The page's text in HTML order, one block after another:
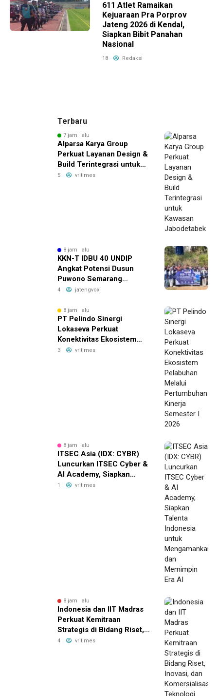
611 Atlet Ramaikan
Kejuaraan Pra Porprov
Jateng 2026 di Kendal,
Siapkan Bibit Panahan
Nasional
18 Redaksi
Terbaru
7 jam lalu
Alparsa Karya Group
Perkuat Layanan Design &
Build Terintegrasi untuk
Kawasan Jabodetabek
5 vritimes
8 jam lalu
KKN-T IDBU 40 UNDIP
Angkat Potensi Dusun
Puwono Semarang
sebagai Destinasi Harmoni
4 jatengvox
8 jam lalu
PT Pelindo Sinergi
Lokaseva Perkuat
Konektivitas Ekosistem
Pelabuhan Melalui
3 vritimes
8 jam lalu
ITSEC Asia (IDX: CYBR)
Luncurkan ITSEC Cyber &
AI Academy, Siapkan
Talenta Indonesia untuk
1 vritimes
8 jam lalu
Indonesia dan IIT Madras
Perkuat Kemitraan
Strategis di Bidang Riset,
Inovasi, dan Komersialisasi
4 vritimes